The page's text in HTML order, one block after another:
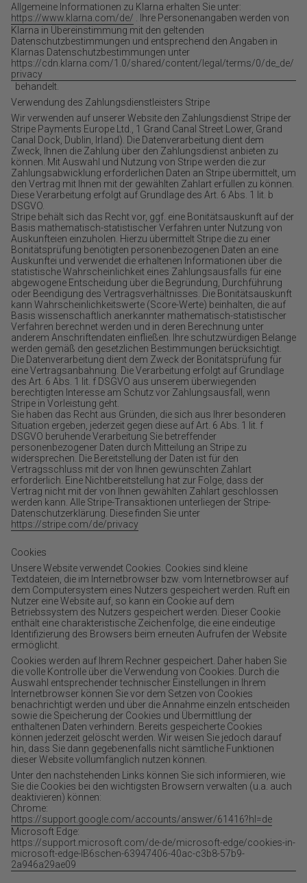
Allgemeine Informationen zu Klarna erhalten Sie unter:
https://www.klarna.com/de/ . Ihre Personenangaben werden von
Klarna in Übereinstimmung mit den geltenden
Datenschutzbestimmungen und entsprechend den Angaben in
Klarnas Datenschutzbestimmungen unter
https://cdn.klarna.com/1.0/shared/content/legal/terms/0/de_de/
privacy
behandelt.
Verwendung des Zahlungsdienstleisters Stripe
Wir verwenden auf unserer Website den Zahlungsdienst Stripe der
Stripe Payments Europe Ltd., 1 Grand Canal Street Lower, Grand
Canal Dock, Dublin, Irland). Die Datenverarbeitung dient dem
Zweck, Ihnen die Zahlung über den Zahlungsdienst anbieten zu
können. Mit Auswahl und Nutzung von Stripe werden die zur
Zahlungsabwicklung erforderlichen Daten an Stripe übermittelt, um
den Vertrag mit Ihnen mit der gewählten Zahlart erfüllen zu können.
Diese Verarbeitung erfolgt auf Grundlage des Art. 6 Abs. 1 lit. b
DSGVO.
Stripe behält sich das Recht vor, ggf. eine Bonitätsauskunft auf der
Basis mathematisch-statistischer Verfahren unter Nutzung von
Auskunfteien einzuholen. Hierzu übermittelt Stripe die zu einer
Bonitätsprüfung benötigten personenbezogenen Daten an eine
Auskunftei und verwendet die erhaltenen Informationen über die
statistische Wahrscheinlichkeit eines Zahlungsausfalls für eine
abgewogene Entscheidung über die Begründung, Durchführung
oder Beendigung des Vertragsverhältnisses. Die Bonitätsauskunft
kann Wahrscheinlichkeitswerte (Score-Werte) beinhalten, die auf
Basis wissenschaftlich anerkannter mathematisch-statistischer
Verfahren berechnet werden und in deren Berechnung unter
anderem Anschriftendaten einfließen. Ihre schutzwürdigen Belange
werden gemäß den gesetzlichen Bestimmungen berücksichtigt.
Die Datenverarbeitung dient dem Zweck der Bonitätsprüfung für
eine Vertragsanbahnung. Die Verarbeitung erfolgt auf Grundlage
des Art. 6 Abs. 1 lit. f DSGVO aus unserem überwiegenden
berechtigten Interesse am Schutz vor Zahlungsausfall, wenn
Stripe in Vorleistung geht.
Sie haben das Recht aus Gründen, die sich aus Ihrer besonderen
Situation ergeben, jederzeit gegen diese auf Art. 6 Abs. 1 lit. f
DSGVO beruhende Verarbeitung Sie betreffender
personenbezogener Daten durch Mitteilung an Stripe zu
widersprechen. Die Bereitstellung der Daten ist für den
Vertragsschluss mit der von Ihnen gewünschten Zahlart
erforderlich. Eine Nichtbereitstellung hat zur Folge, dass der
Vertrag nicht mit der von Ihnen gewählten Zahlart geschlossen
werden kann. Alle Stripe-Transaktionen unterliegen der Stripe-
Datenschutzerklärung. Diese finden Sie unter
https://stripe.com/de/privacy
Cookies
Unsere Website verwendet Cookies. Cookies sind kleine
Textdateien, die im Internetbrowser bzw. vom Internetbrowser auf
dem Computersystem eines Nutzers gespeichert werden. Ruft ein
Nutzer eine Website auf, so kann ein Cookie auf dem
Betriebssystem des Nutzers gespeichert werden. Dieser Cookie
enthält eine charakteristische Zeichenfolge, die eine eindeutige
Identifizierung des Browsers beim erneuten Aufrufen der Website
ermöglicht.
Cookies werden auf Ihrem Rechner gespeichert. Daher haben Sie
die volle Kontrolle über die Verwendung von Cookies. Durch die
Auswahl entsprechender technischer Einstellungen in Ihrem
Internetbrowser können Sie vor dem Setzen von Cookies
benachrichtigt werden und über die Annahme einzeln entscheiden
sowie die Speicherung der Cookies und Übermittlung der
enthaltenen Daten verhindern. Bereits gespeicherte Cookies
können jederzeit gelöscht werden. Wir weisen Sie jedoch darauf
hin, dass Sie dann gegebenenfalls nicht sämtliche Funktionen
dieser Website vollumfänglich nutzen können.
Unter den nachstehenden Links können Sie sich informieren, wie
Sie die Cookies bei den wichtigsten Browsern verwalten (u.a. auch
deaktivieren) können:
Chrome:
https://support.google.com/accounts/answer/61416?hl=de
Microsoft Edge:
https://support.microsoft.com/de-de/microsoft-edge/cookies-in-
microsoft-edge-lB6schen-63947406-40ac-c3b8-57b9-
2a946a29ae09